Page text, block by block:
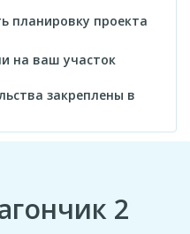
планировку проекта
на ваш участок
закреплены в
2